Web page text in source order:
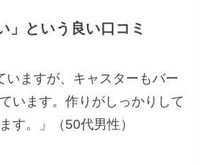
」という良い口コミ
いますが、キャスターもバー
います。作りがしっかりして
す。」（50代男性）